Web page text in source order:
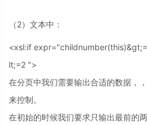
（2）文本中：
<xsl:if
lt;=2 ">
在分页中我们需要输出合适的数据，
来控制。
在初始的时候我们要求只输出最前的两